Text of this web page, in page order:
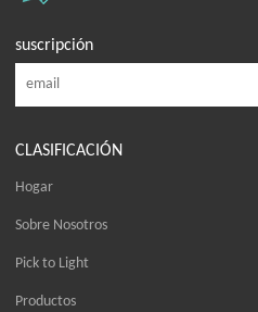
suscripción
CLASIFICACIÓN
Hogar
Sobre Nosotros
Pick to Light
Productos